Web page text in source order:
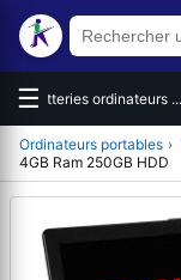
☰Batteries ordinateurs ...
Ordinateurs portables ›
4GB Ram 250GB HDD